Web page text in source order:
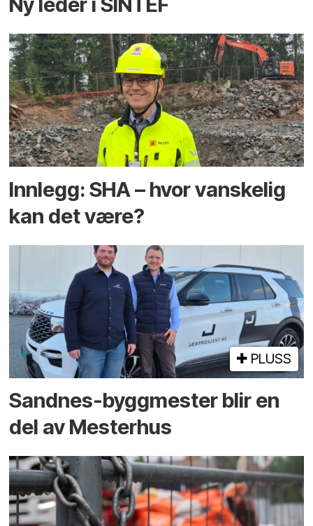
Innlegg: SHA – hvor vanskelig
kan det være?
PLUSS
Sandnes-byggmester blir en
del av Mesterhus